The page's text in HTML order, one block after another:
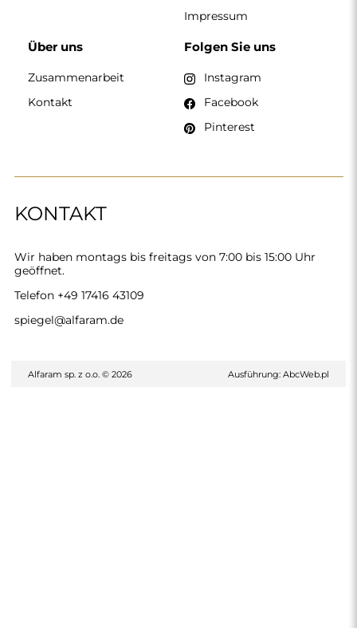
KONTAKT
Wir haben montags bis freitags von 7:00 bis 15:00 Uhr
geöffnet.
Telefon +49 17416 43109
spiegel@alfaram.de
Impressum
Über uns
Zusammenarbeit
Kontakt
Folgen Sie uns
Instagram
Facebook
Pinterest
Alfaram sp. z o.o. © 2026 Ausführung: AbcWeb.pl